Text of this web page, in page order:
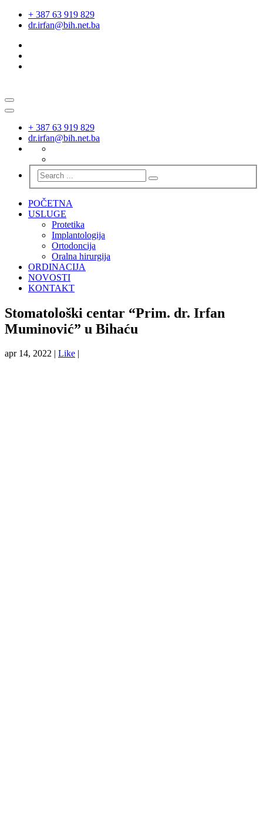
+ 387 63 919 829
dr.irfan@bih.net.ba
+ 387 63 919 829
dr.irfan@bih.net.ba
POČETNA
USLUGE
Protetika
Implantologija
Ortodoncija
Oralna hirurgija
ORDINACIJA
NOVOSTI
KONTAKT
Stomatološki centar “Prim. dr. Irfan
Muminović” u Bihaću
apr 14, 2022 | Like |